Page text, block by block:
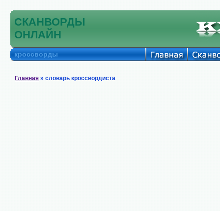
СКАНВОРДЫ
ОНЛАЙН
кроссворды
Главная » словарь кроссвордиста